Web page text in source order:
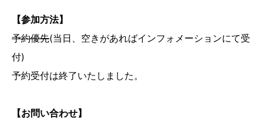
【参加方法】
予約優先(当日、空きがあればインフォメーションにて受
付)
予約受付は終了いたしました。
【お問い合わせ】